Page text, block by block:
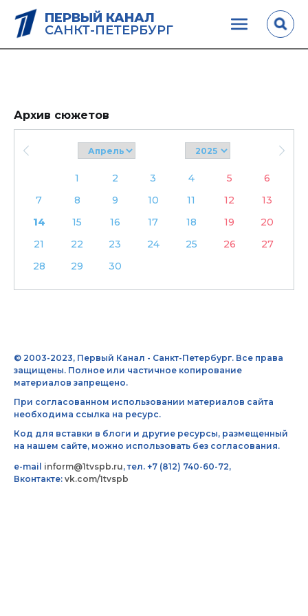
ПЕРВЫЙ КАНАЛ
САНКТ-ПЕТЕРБУРГ
Архив сюжетов
1 2 3 4 5
6
7
8 9 10 11 12
13
14
15 16 17 18 19
20
21
22 23 24 25 26
27
28
29 30
© 2003-2023, Первый Канал - Санкт-Петербург. Все права
защищены. Полное или частичное копирование
материалов запрещено.
При согласованном использовании материалов сайта
необходима ссылка на ресурс.
Код для вставки в блоги и другие ресурсы, размещенный
на нашем сайте, можно использовать без согласования.
e-mail inform@1tvspb.ru, тел. +7 (812) 740-60-72,
Вконтакте: vk.com/1tvspb